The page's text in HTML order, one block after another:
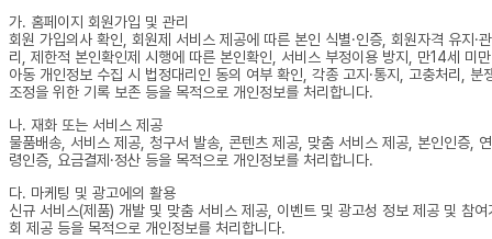
가. 홈페이지 회원가입 및 관리
회원 가입의사 확인, 회원제 서비스 제공에 따른 본인 식별·인증, 회원자격 유지·관
리, 제한적 본인확인제 시행에 따른 본인확인, 서비스 부정이용 방지, 만14세 미만
아동 개인정보 수집 시 법정대리인 동의 여부 확인, 각종 고지·통지, 고충처리, 분
조정을 위한 기록 보존 등을 목적으로 개인정보를 처리합니다.
나. 재화 또는 서비스 제공
물품배송, 서비스 제공, 청구서 발송, 콘텐츠 제공, 맞춤 서비스 제공, 본인인증, 연
령인증, 요금결제·정산 등을 목적으로 개인정보를 처리합니다.
다. 마케팅 및 광고에의 활용
신규 서비스(제품) 개발 및 맞춤 서비스 제공, 이벤트 및 광고성 정보 제공 및 참여
회 제공 등을 목적으로 개인정보를 처리합니다.